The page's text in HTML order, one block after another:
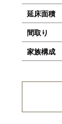
延床面積
間取り
家族構成